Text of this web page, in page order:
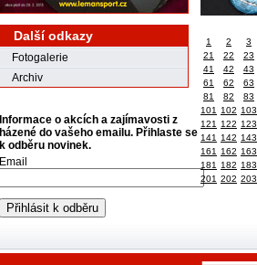
Další odkazy
Fotogalerie
Archiv
Informace o akcích a zajímavosti z
házené do vašeho emailu. Přihlaste se
k odběru novinek.
Email
1
2 3
21
22 23
41
42 43
61
62 63
81
82 83
101
102 103
121
122 123
141
142 143
161
162 163
181
182 183
201 202 203